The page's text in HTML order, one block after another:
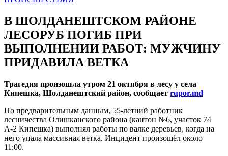
В ШОЛДАНЕШТСКОМ РАЙОНЕ
ЛЕСОРУБ ПОГИБ ПРИ
ВЫПОЛНЕНИИ РАБОТ: МУЖЧИНУ
ПРИДАВИЛА ВЕТКА
Трагедия произошла утром 21 октября в лесу у села
Кипешка, Шолданештский район, сообщает rupor.md
По предварительным данным, 55-летний работник
лесничества Олишканского района (кантон №6, участок 74
А-2 Кипешка) выполнял работы по валке деревьев, когда на
него упала массивная ветка. Инцидент произошёл около
11:00.